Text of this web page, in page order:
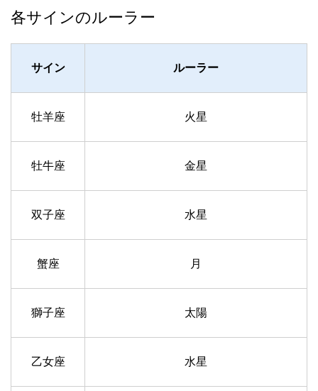
各サインのルーラー
サイン ルーラー
牡羊座 火星
牡牛座 金星
双子座 水星
蟹座 月
獅子座 太陽
乙女座 水星